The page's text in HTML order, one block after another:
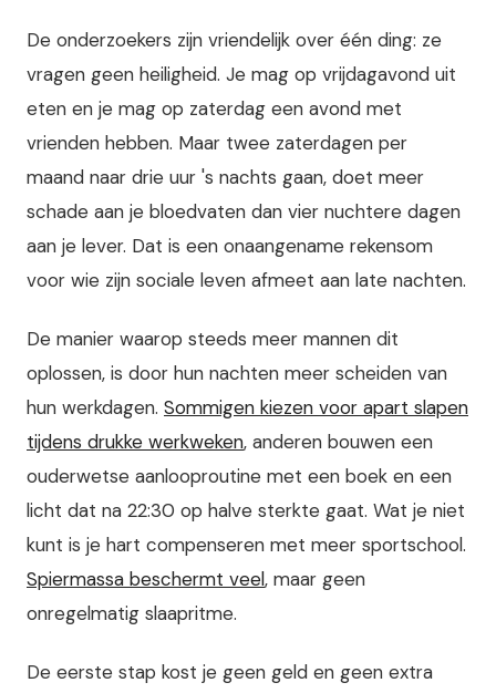
De onderzoekers zijn vriendelijk over één ding: ze
vragen geen heiligheid. Je mag op vrijdagavond uit
eten en je mag op zaterdag een avond met
vrienden hebben. Maar twee zaterdagen per
maand naar drie uur 's nachts gaan, doet meer
schade aan je bloedvaten dan vier nuchtere dagen
aan je lever. Dat is een onaangename rekensom
voor wie zijn sociale leven afmeet aan late nachten.
De manier waarop steeds meer mannen dit
oplossen, is door hun nachten meer scheiden van
hun werkdagen. Sommigen kiezen voor apart slapen
tijdens drukke werkweken, anderen bouwen een
ouderwetse aanlooproutine met een boek en een
licht dat na 22:30 op halve sterkte gaat. Wat je niet
kunt is je hart compenseren met meer sportschool.
Spiermassa beschermt veel, maar geen
onregelmatig slaapritme.
De eerste stap kost je geen geld en geen extra